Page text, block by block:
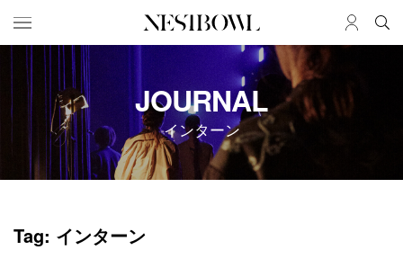
HOME
求人検索
新着求人
ブランド一覧
インタビュー
JOURNAL
インターン
Tag: インターン